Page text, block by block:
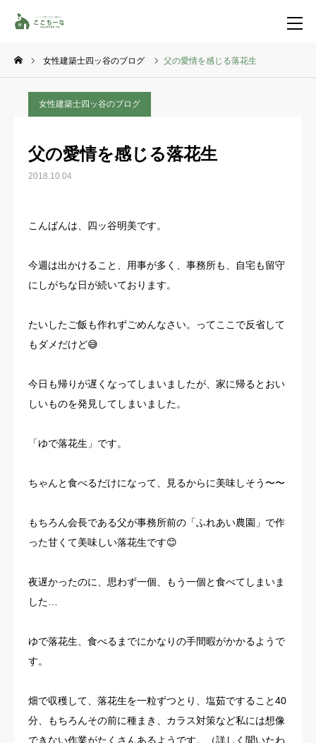
女性建築士四ッ谷のブログ 父の愛情を感じる落花生
女性建築士四ッ谷のブログ
父の愛情を感じる落花生
2018.10.04
こんばんは、四ッ谷明美です。
今週は出かけること、用事が多く、事務所も、自宅も留守
にしがちな日が続いております。
たいしたご飯も作れずごめんなさい。ってここで反省して
もダメだけど😅
今日も帰りが遅くなってしまいましたが、家に帰るとおい
しいものを発見してしまいました。
「ゆで落花生」です。
ちゃんと食べるだけになって、見るからに美味しそう〜〜
もちろん会長である父が事務所前の「ふれあい農園」で作
った甘くて美味しい落花生です😊
夜遅かったのに、思わず一個、もう一個と食べてしまいま
した…
ゆで落花生、食べるまでにかなりの手間暇がかかるようで
す。
畑で収穫して、落花生を一粒ずつとり、塩茹ですること40
分、もちろんその前に種まき、カラス対策など私には想像
できない作業がたくさんあるようです。（詳しく聞いたわ
お問い合わせ
LINE登録
特集コンテンツ
お客様の声
よくある質問
会社概要